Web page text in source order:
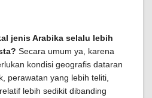
jenis Arabika selalu lebih
Secara umum ya, karena
kondisi geografis dataran
perawatan yang lebih teliti,
lebih sedikit dibanding